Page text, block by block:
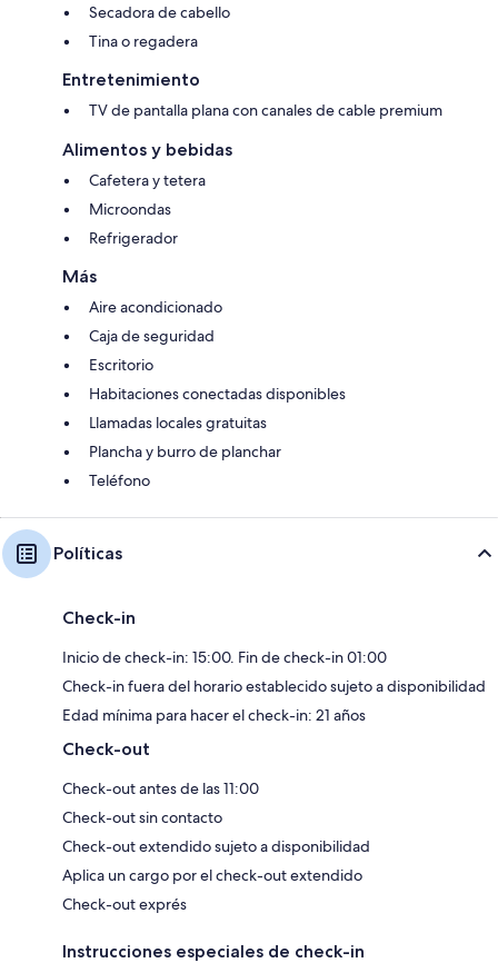
Secadora de cabello
Tina o regadera
Entretenimiento
TV de pantalla plana con canales de cable premium
Alimentos y bebidas
Cafetera y tetera
Microondas
Refrigerador
Más
Aire acondicionado
Caja de seguridad
Escritorio
Habitaciones conectadas disponibles
Llamadas locales gratuitas
Plancha y burro de planchar
Teléfono
Políticas
Check-in
Inicio de check-in: 15:00. Fin de check-in 01:00
Check-in fuera del horario establecido sujeto a disponibilidad
Edad mínima para hacer el check-in: 21 años
Check-out
Check-out antes de las 11:00
Check-out sin contacto
Check-out extendido sujeto a disponibilidad
Aplica un cargo por el check-out extendido
Check-out exprés
Instrucciones especiales de check-in